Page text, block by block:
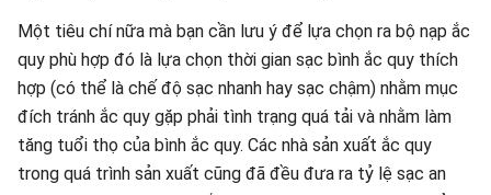
Một tiêu chí nữa mà bạn cần lưu ý để lựa chọn ra bộ nạp ắc
quy phù hợp đó là lựa chọn thời gian sạc bình ắc quy thích
hợp (có thể là chế độ sạc nhanh hay sạc chậm) nhằm mục
đích tránh ắc quy gặp phải tình trạng quá tải và nhằm làm
tăng tuổi thọ của bình ắc quy. Các nhà sản xuất ắc quy
trong quá trình sản xuất cũng đã đều đưa ra tỷ lệ sạc an